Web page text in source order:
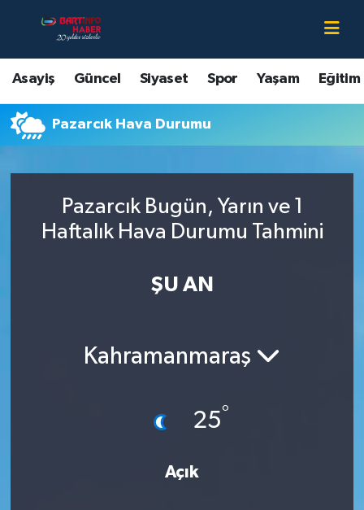
Asayiş Güncel Siyaset Spor Yaşam Eğitim
Pazarcık Hava Durumu
Pazarcık Bugün, Yarın ve 1
Haftalık Hava Durumu Tahmini
ŞU AN
Kahramanmaraş
25°
Açık
Asayiş
Bartın Hakkında
Çevre
Ekonomi
Magazin
Bartın Nöbetçi Eczaneler
Bartın Hava Durumu
Bartin Namaz Vakitleri
Süper Lig Puan Durumu ve Fikstür
Haber Arşivi